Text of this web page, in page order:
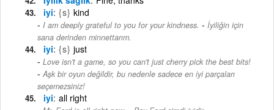
iyi {s} kind
I am deeply grateful to you for your kindness. - İyiliğin için
sana derinden minnettarım.
iyi {s} just
Love isn't a game, so you can't just cherry pick the best bits!
- Aşk bir oyun değildir, bu nedenle sadece en iyi parçaları
seçemezsiniz!
iyi all right